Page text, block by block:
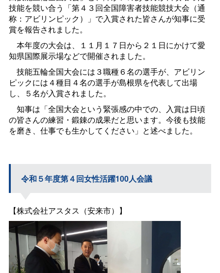
技能を競い合う「第４３回全国障害者技能競技大会（通
称：アビリンピック）」で入賞された皆さんが知事に受
賞を報告されました。
本年度の大会は、１１月１７日から２１日にかけて愛
知県国際展示場などで開催されました。
技能五輪全国大会には３職種６名の選手が、アビリン
ピックには４種目４名の選手が島根県を代表して出場
し、５名が入賞されました。
知事は「全国大会という緊張感の中での、入賞は日頃
の皆さんの練習・鍛錬の成果だと思います。今後も技能
を磨き、仕事でも生かしてください」と述べました。
令和５年度第４回女性活躍100人会議
【株式会社アスタス（安来市）】